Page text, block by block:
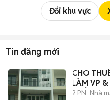
Đổi khu vực
Tin đăng mới
CHO
LÀM VP
XUÂN
2 PN Nhà